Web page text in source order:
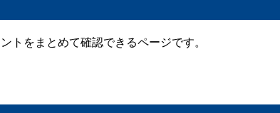
トをまとめて確認できるページです。